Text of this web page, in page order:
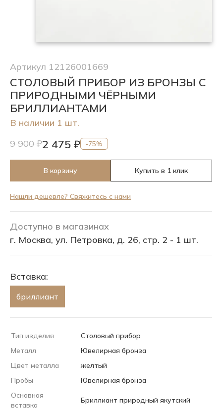
Артикул 12126001669
СТОЛОВЫЙ ПРИБОР ИЗ БРОНЗЫ С
ПРИРОДНЫМИ ЧЁРНЫМИ
БРИЛЛИАНТАМИ
В наличии 1 шт.
9 900 ₽2 475 ₽ -75%
В корзину Купить в 1 клик
Нашли дешевле? Свяжитесь с нами
Доступно в магазинах
г. Москва, ул. Петровка, д. 26, стр. 2 - 1 шт.
Вставка:
бриллиант
Тип изделия
Столовый прибор
Металл
Ювелирная бронза
Цвет металла
желтый
Пробы
Ювелирная бронза
Основная
вставка
Бриллиант природный якутский